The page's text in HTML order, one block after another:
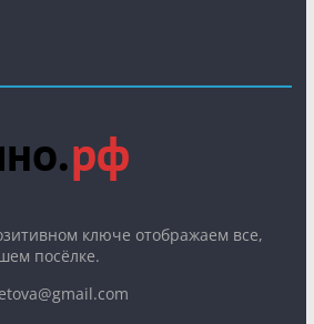
ключе отображаем все,
посёлке.